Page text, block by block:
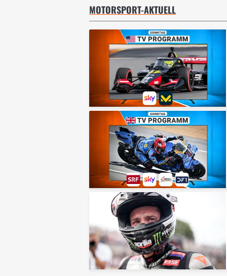
MOTORSPORT-AKTUELL